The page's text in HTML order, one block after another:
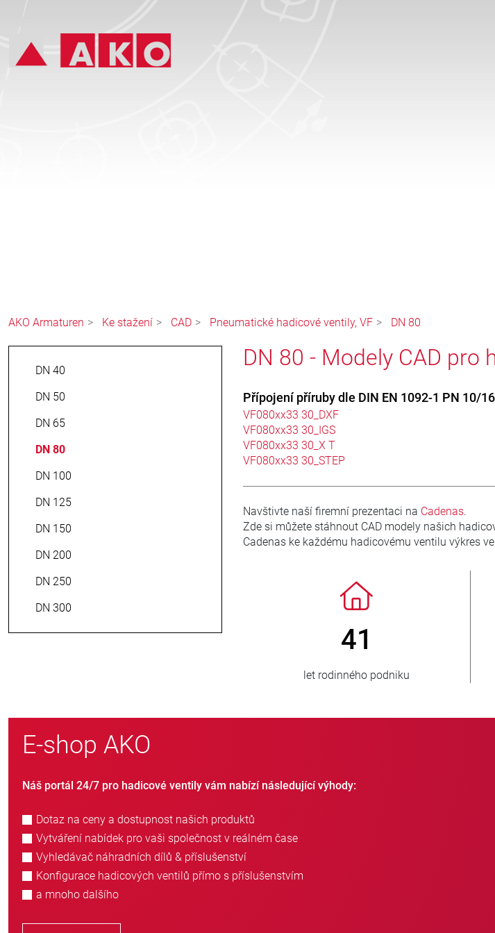
AKO Armaturen Ke stažení CAD Pneumatické hadicové ventily, VF DN 80
DN 40
DN 50
DN 65
DN 80
DN 100
DN 125
DN 150
DN 200
DN 250
DN 300
DN 80 - Modely CAD pro
Přípojení příruby dle DIN EN 1092-1 PN 10/16
VF080xx33 30_DXF
VF080xx33 30_IGS
VF080xx33 30_X T
VF080xx33 30_STEP
Navštivte naší firemní prezentaci na Cadenas.
Zde si můžete stáhnout CAD modely našich
Cadenas ke každému hadicovému ventilu výkres
41 50 000
zákazníků po celém světě
E-shop AKO
Náš portál 24/7 pro hadicové ventily vám nabízí následující výhody:
Dotaz na ceny a dostupnost našich produktů
Vytváření nabídek pro vaši společnost v reálném čase
Vyhledávač náhradních dílů & příslušenství
Konfigurace hadicových ventilů přímo s příslušenstvím
a mnoho dalšího